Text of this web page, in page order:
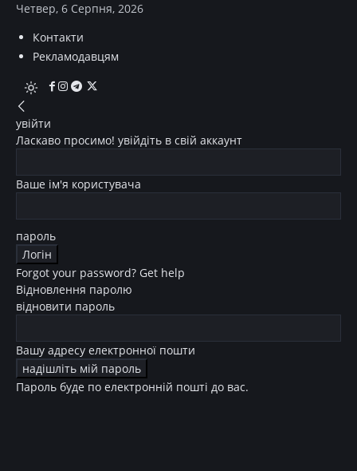
Четвер, 6 Серпня, 2026
Контакти
Рекламодавцям
увійти
Ласкаво просимо! увійдіть в свій аккаунт
Ваше ім'я користувача
пароль
Forgot your password? Get help
Відновлення паролю
відновити пароль
Вашу адресу електронної пошти
Пароль буде по електронній пошті до вас.